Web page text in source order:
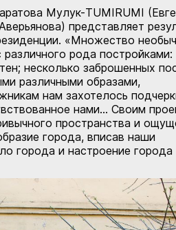
Myлyк-TUMIRUMI
представляет
«Множество
различного рода
несколько заброшенных
различными образами,
нам захотелось
нами… Своим
пространства и
города, вписав наши
города и настроение города